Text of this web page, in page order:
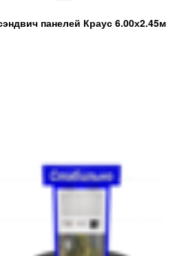
панелей Краус 6.00х2.45м